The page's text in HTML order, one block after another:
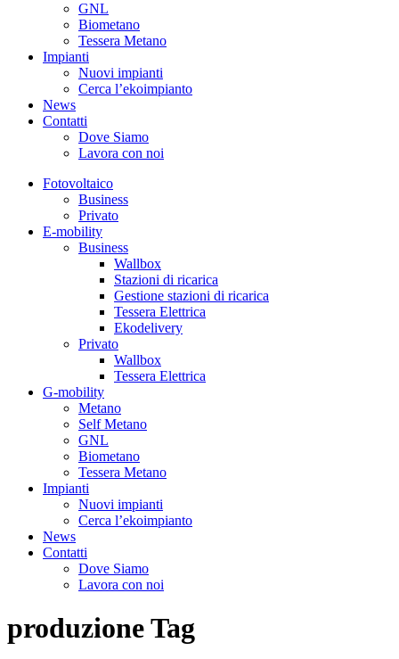
GNL
Biometano
Tessera Metano
Impianti
Nuovi impianti
Cerca l’ekoimpianto
News
Contatti
Dove Siamo
Lavora con noi
Fotovoltaico
Business
Privato
E-mobility
Business
Wallbox
Stazioni di ricarica
Gestione stazioni di ricarica
Tessera Elettrica
Ekodelivery
Privato
Wallbox
Tessera Elettrica
G-mobility
Metano
Self Metano
GNL
Biometano
Tessera Metano
Impianti
Nuovi impianti
Cerca l’ekoimpianto
News
Contatti
Dove Siamo
Lavora con noi
produzione Tag